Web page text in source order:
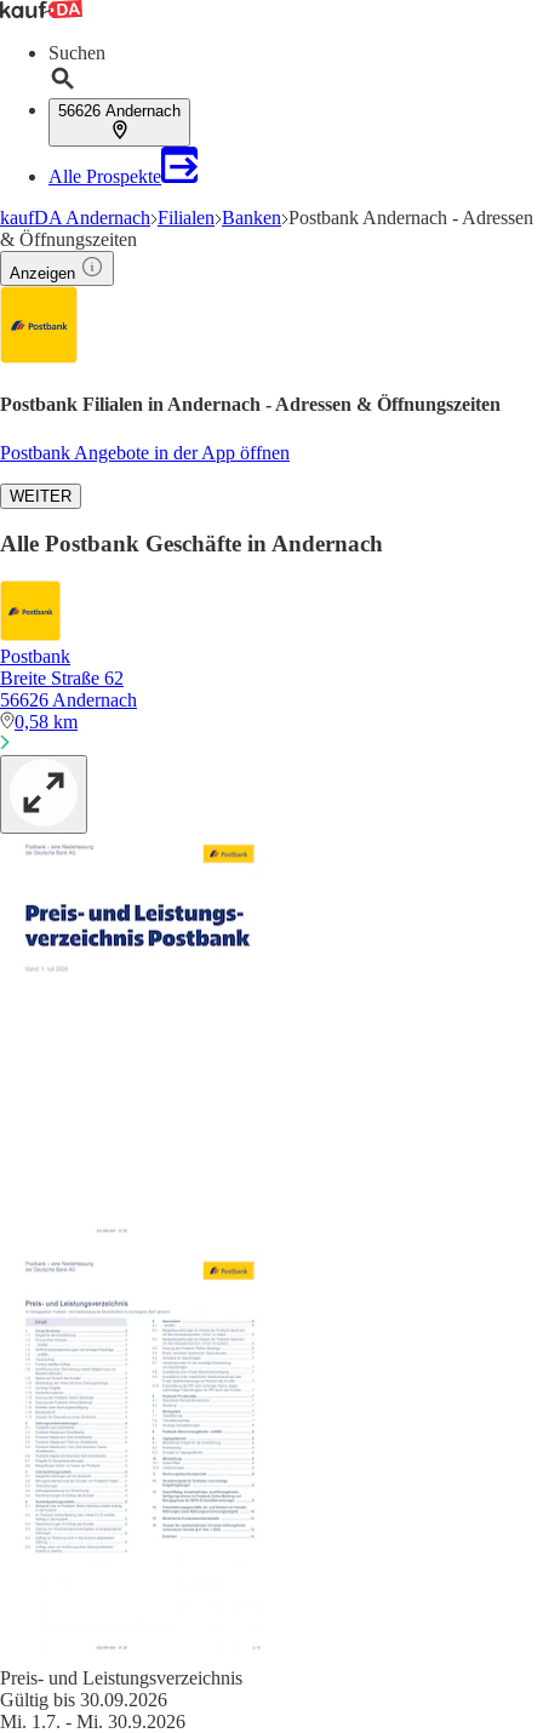
Suchen
56626 Andernach
Alle Prospekte
kaufDA Andernach Filialen Banken Postbank Andernach - Adressen
& Öffnungszeiten
Anzeigen
Postbank Filialen in Andernach - Adressen & Öffnungszeiten
Postbank Angebote in der App öffnen
WEITER
Alle Postbank Geschäfte in Andernach
Postbank
Breite Straße 62
56626 Andernach
0,58 km
Preis- und Leistungsverzeichnis
Gültig bis 30.09.2026
Mi. 1.7. - Mi. 30.9.2026